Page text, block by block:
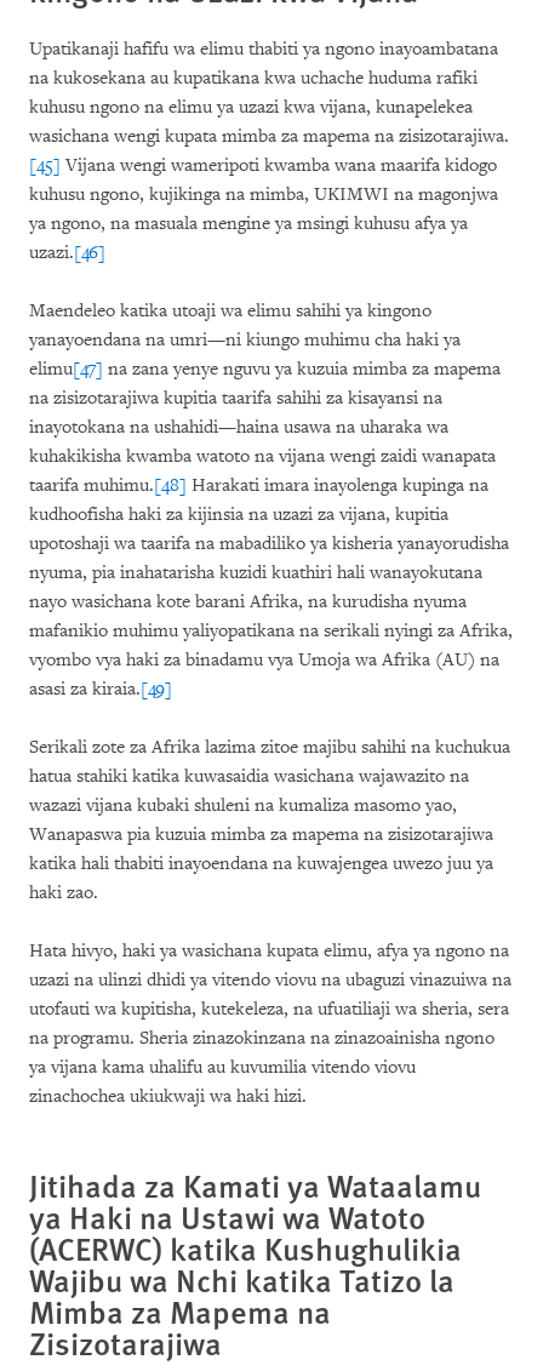
Upatikanaji hafifu wa elimu thabiti ya ngono inayoambatana
na kukosekana au kupatikana kwa uchache huduma rafiki
kuhusu ngono na elimu ya uzazi kwa vijana, kunapelekea
wasichana wengi kupata mimba za mapema na zisizotarajiwa.
[45] Vijana wengi wameripoti kwamba wana maarifa kidogo
kuhusu ngono, kujikinga na mimba, UKIMWI na magonjwa
ya ngono, na masuala mengine ya msingi kuhusu afya ya
uzazi.[46]
Maendeleo katika utoaji wa elimu sahihi ya kingono
yanayoendana na umri—ni kiungo muhimu cha haki ya
elimu[47] na zana yenye nguvu ya kuzuia mimba za mapema
na zisizotarajiwa kupitia taarifa sahihi za kisayansi na
inayotokana na ushahidi—haina usawa na uharaka wa
kuhakikisha kwamba watoto na vijana wengi zaidi wanapata
taarifa muhimu.[48] Harakati imara inayolenga kupinga na
kudhoofisha haki za kijinsia na uzazi za vijana, kupitia
upotoshaji wa taarifa na mabadiliko ya kisheria yanayorudisha
nyuma, pia inahatarisha kuzidi kuathiri hali wanayokutana
nayo wasichana kote barani Afrika, na kurudisha nyuma
mafanikio muhimu yaliyopatikana na serikali nyingi za Afrika,
vyombo vya haki za binadamu vya Umoja wa Afrika (AU) na
asasi za kiraia.[49]
Serikali zote za Afrika lazima zitoe majibu sahihi na kuchukua
hatua stahiki katika kuwasaidia wasichana wajawazito na
wazazi vijana kubaki shuleni na kumaliza masomo yao,
Wanapaswa pia kuzuia mimba za mapema na zisizotarajiwa
katika hali thabiti inayoendana na kuwajengea uwezo juu ya
haki zao.
Hata hivyo, haki ya wasichana kupata elimu, afya ya ngono na
uzazi na ulinzi dhidi ya vitendo viovu na ubaguzi vinazuiwa na
utofauti wa kupitisha, kutekeleza, na ufuatiliaji wa sheria, sera
na programu. Sheria zinazokinzana na zinazoainisha ngono
ya vijana kama uhalifu au kuvumilia vitendo viovu
zinachochea ukiukwaji wa haki hizi.
Jitihada za Kamati ya Wataalamu
ya Haki na Ustawi wa Watoto
(ACERWC) katika Kushughulikia
Wajibu wa Nchi katika Tatizo la
Mimba za Mapema na
Zisizotarajiwa